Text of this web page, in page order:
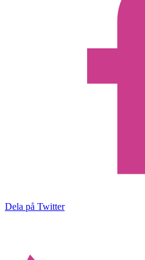
Dela på Twitter